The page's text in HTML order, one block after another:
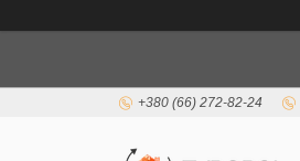
+380 (66) 272-82-24